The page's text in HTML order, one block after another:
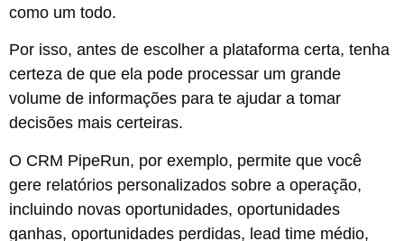
como um todo.
Por isso, antes de escolher a plataforma certa, tenha
certeza de que ela pode processar um grande
volume de informações para te ajudar a tomar
decisões mais certeiras.
O CRM PipeRun, por exemplo, permite que você
gere relatórios personalizados sobre a operação,
incluindo novas oportunidades, oportunidades
ganhas, oportunidades perdidas, lead time médio,